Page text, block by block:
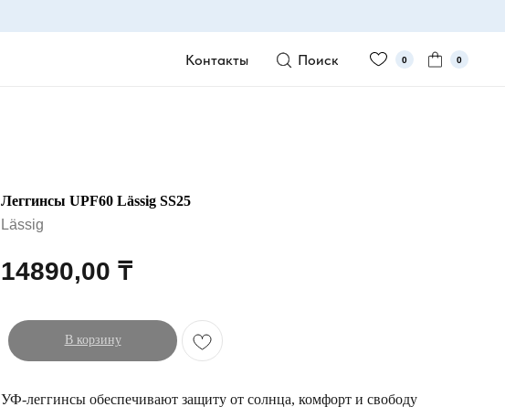
Поиск
Контакты 0 0
Леггинсы UPF60 Lässig SS25
Lässig
14890,00 ₸
В корзину
УФ-леггинсы обеспечивают защиту от солнца, комфорт и свободу